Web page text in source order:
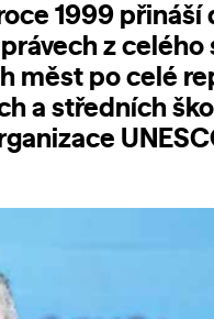
1999
z
měst po celé
a středních